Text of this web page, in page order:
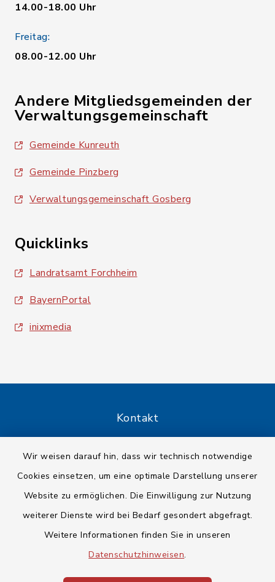
Wir weisen darauf hin, dass wir technisch notwendige
Cookies einsetzen, um eine optimale Darstellung unserer
Website zu ermöglichen. Die Einwilligung zur Nutzung
weiterer Dienste wird bei Bedarf gesondert abgefragt.
Weitere Informationen finden Sie in unseren
Datenschutzhinweisen.
14.00-18.00 Uhr
Freitag:
08.00-12.00 Uhr
Andere Mitgliedsgemeinden der
Verwaltungsgemeinschaft
Gemeinde Kunreuth
Gemeinde Pinzberg
Verwaltungsgemeinschaft Gosberg
Quicklinks
Landratsamt Forchheim
BayernPortal
inixmedia
Kontakt
Barrierefreiheit
Datenschutz
Impressum
Cookie-Einstellungen